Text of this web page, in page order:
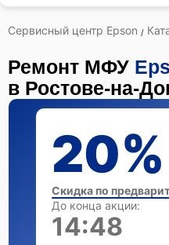
Сервисный центр Epson /
Ремонт МФУ
в Ростове-на-
20%
Скидка по
До конца акции:
14:47